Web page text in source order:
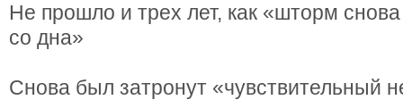
Не прошло и трех лет, как «шторм
со дна»
Снова был затронут «чувствительный